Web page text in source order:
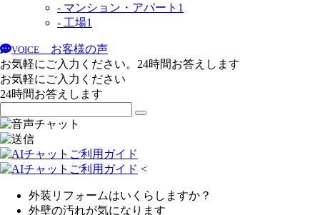
- マンション・アパート 1
- 工場1
VOICE
お客様の声
お気軽にご入力ください。24時間お答えします
お気軽にご入力ください
24時間お答えします
<
外装リフォームはいくらしますか？
外壁の汚れが気になります